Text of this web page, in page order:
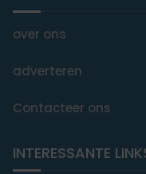
over ons
adverteren
Contacteer ons
INTERESSANTE